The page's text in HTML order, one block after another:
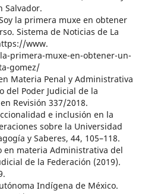
Salvador.
la primera muxe en obtener
Sistema de Noticias de La
www.
primera-muxe-en-obtener-un-
gomez/
Materia Penal y Administrativa
del Poder Judicial de la
Revisión 337/2018.
e inclusión en la
sobre la Universidad
y Saberes, 44, 105–118.
en materia Administrativa del
de la Federación (2019).
Indígena de México.